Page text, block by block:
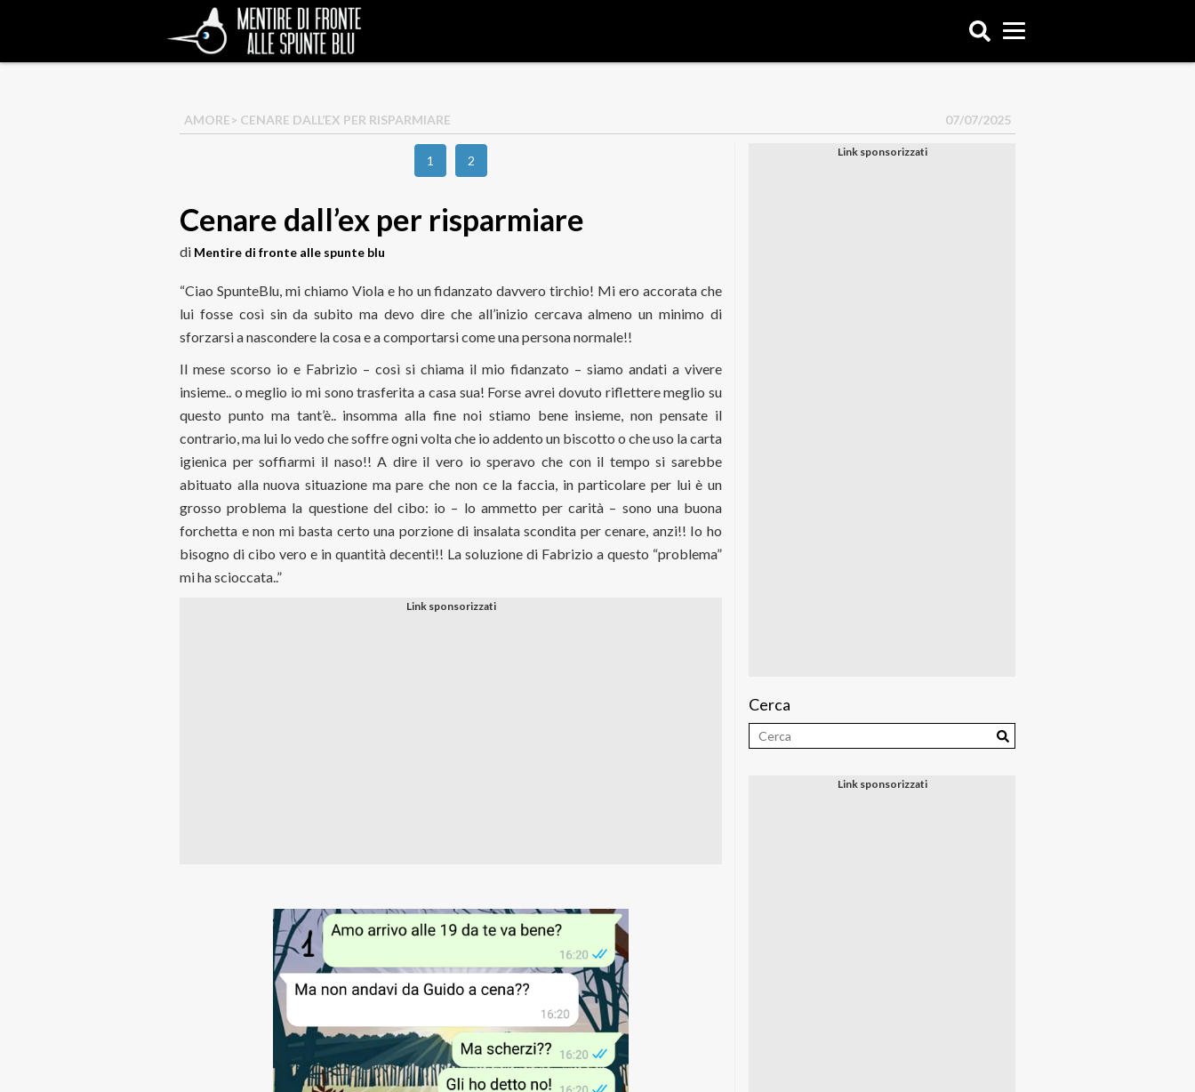
AMORE> CENARE DALL’EX PER RISPARMIARE 07/07/2025
1 2
Cenare dall’ex per risparmiare
di Mentire di fronte alle spunte blu
“Ciao SpunteBlu, mi chiamo Viola e ho un fidanzato davvero tirchio! Mi ero accorata che
lui fosse così sin da subito ma devo dire che all’inizio cercava almeno un minimo di
sforzarsi a nascondere la cosa e a comportarsi come una persona normale!!
Il mese scorso io e Fabrizio – così si chiama il mio fidanzato – siamo andati a vivere
insieme.. o meglio io mi sono trasferita a casa sua! Forse avrei dovuto riflettere meglio su
questo punto ma tant’è.. insomma alla fine noi stiamo bene insieme, non pensate il
contrario, ma lui lo vedo che soffre ogni volta che io addento un biscotto o che uso la carta
igienica per soffiarmi il naso!! A dire il vero io speravo che con il tempo si sarebbe
abituato alla nuova situazione ma pare che non ce la faccia, in particolare per lui è un
grosso problema la questione del cibo: io – lo ammetto per carità – sono una buona
forchetta e non mi basta certo una porzione di insalata scondita per cenare, anzi!! Io ho
bisogno di cibo vero e in quantità decenti!! La soluzione di Fabrizio a questo “problema”
mi ha scioccata..”
Cerca